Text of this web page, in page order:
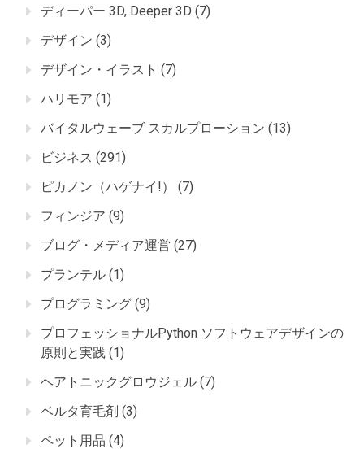
ディーパー 3D, Deeper 3D (7)
デザイン (3)
デザイン・イラスト (7)
ハリモア (1)
バイタルウェーブ スカルプローション (13)
ビジネス (291)
ピカノン（ハゲナイ!）
(7)
フィンジア (9)
ブログ・メディア運営 (27)
プランテル (1)
プログラミング (9)
プロフェッショナルPython ソフトウェアデザインの
原則と実践 (1)
ヘアトニックグロウジェル (7)
ベルタ育毛剤 (3)
ペット用品 (4)